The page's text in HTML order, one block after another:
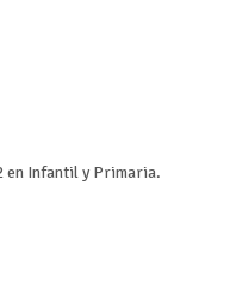
en Infantil y Primaria.